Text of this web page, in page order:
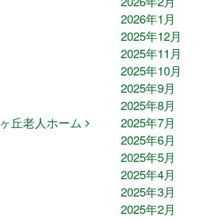
丘老人ホーム
2026年1月
2025年12月
2025年11月
2025年10月
2025年9月
2025年8月
2025年7月
2025年6月
2025年5月
2025年4月
2025年3月
2025年2月